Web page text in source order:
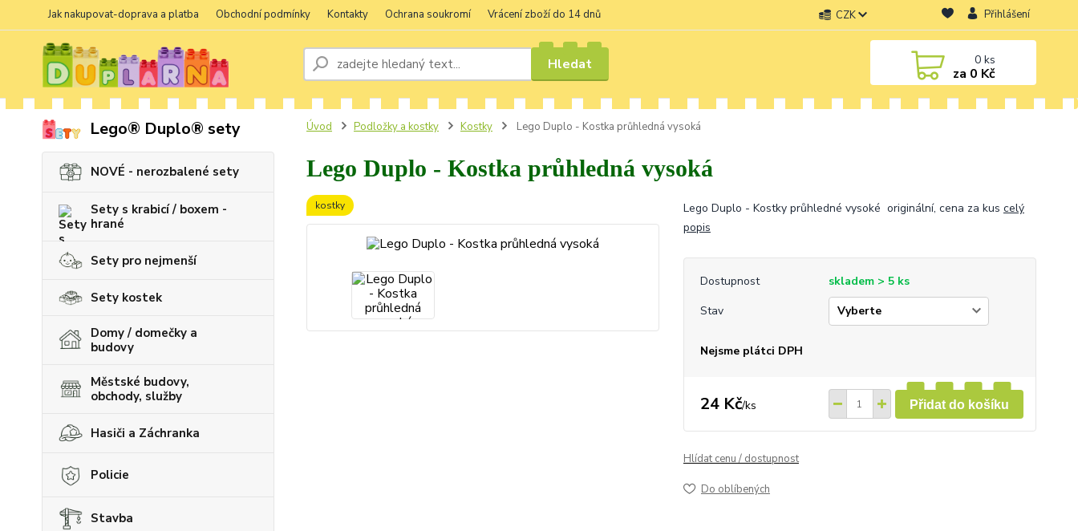
Jak nakupovat-doprava a platba Obchodní podmínky Kontakty Ochrana soukromí Vrácení zboží do 14 dnů CZK Přihlášení
Hledat 0ks
za 0 Kč
Lego® Duplo® sety
NOVÉ - nerozbalené sety
Sety s krabicí / boxem -
hrané
Sety pro nejmenší
Sety kostek
Domy / domečky a
budovy
Městské budovy,
obchody, služby
Hasiči a Záchranka
Policie
Stavba
Úvod Podložky a kostky Kostky Lego Duplo - Kostka průhledná vysoká
Lego Duplo - Kostka průhledná vysoká
kostky Lego Duplo - Kostky průhledné vysoké originální, cena za kus celý
popis
Dostupnost
skladem > 5 ks
Stav
Nejsme plátci DPH
24 Kč/ks Přidat do košíku
Hlídat cenu / dostupnost
Do oblíbených